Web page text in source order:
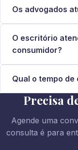
Os advogados
O escritório
consumidor?
Qual o tempo
Precisa
Agende uma
consulta é para